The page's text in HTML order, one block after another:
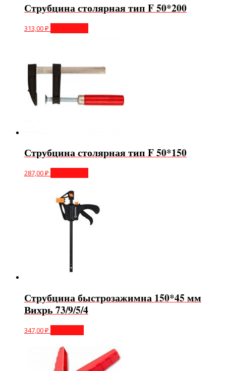
Струбцина столярная тип F 50*200
313,00₽
Струбцина столярная тип F 50*150
287,00₽
Струбцина быстрозажимна 150*45 мм
Вихрь 73/9/5/4
347,00₽